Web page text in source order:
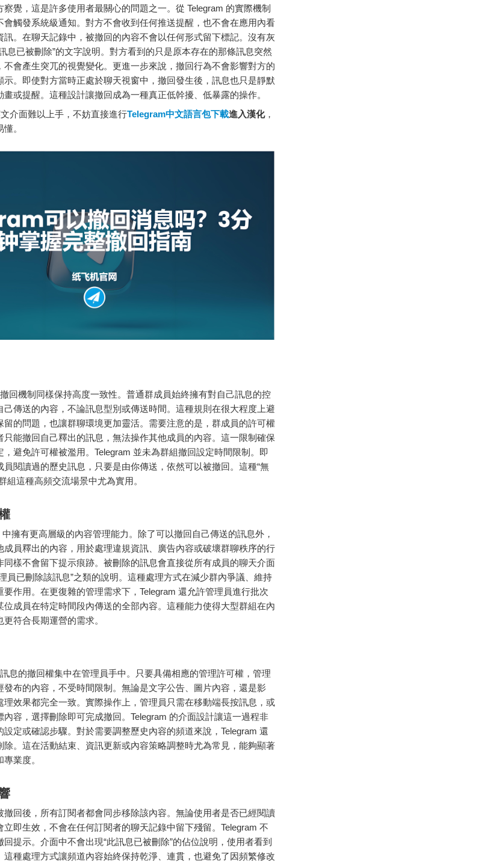
覺，這是許多使用者最關心的問題之一。從 Telegram 的實際機制
會觸發系統級通知。對方不會收到任何推送提醒，也不會在應用內看
訊。在聊天記錄中，被撤回的內容不會以任何形式留下標記。沒有灰
息已被刪除”的文字說明。對方看到的只是原本存在的那條訊息突然
不會產生突兀的視覺變化。更進一步來說，撤回行為不會影響對方的
示。即使對方當時正處於聊天視窗中，撤回發生後，訊息也只是靜默
或提醒。這種設計讓撤回成為一種真正低幹擾、低暴露的操作。
面難以上手，不妨直接進行Telegram中文語言包下載進入漢化，
。
回機制同樣保持高度一致性。普通群成員始終擁有對自己訊息的控
己傳送的內容，不論訊息型別或傳送時間。這種規則在很大程度上避
留的問題，也讓群聊環境更加靈活。需要注意的是，群成員的許可權
只能撤回自己釋出的訊息，無法操作其他成員的內容。這一限制確保
，避免許可權被濫用。Telegram 並未為群組撤回設定時間限制。即
員閱讀過的歷史訊息，只要是由你傳送，依然可以被撤回。這種“無
組這種高頻交流場景中尤為實用。
中擁有更高層級的內容管理能力。除了可以撤回自己傳送的訊息外，
成員釋出的內容，用於處理違規資訊、廣告內容或破壞群聊秩序的行
同樣不會留下提示痕跡。被刪除的訊息會直接從所有成員的聊天介面
員已刪除該訊息”之類的說明。這種處理方式在減少群內爭議、維持
作用。在更復雜的管理需求下，Telegram 還允許管理員進行批次
位成員在特定時間段內傳送的全部內容。這種能力使得大型群組在內
符合長期運營的需求。
息的撤回權集中在管理員手中。只要具備相應的管理許可權，管理
發布的內容，不受時間限制。無論是文字公告、圖片內容，還是影
理效果都完全一致。實際操作上，管理員只需在移動端長按訊息，或
容，選擇刪除即可完成撤回。Telegram 的介面設計讓這一過程非
定或確認步驟。對於需要調整歷史內容的頻道來說，Telegram 還
除。這在活動結束、資訊更新或內容策略調整時尤為常見，能夠顯著
業度。
撤回後，所有訂閱者都會同步移除該內容。無論使用者是否已經閱讀
即生效，不會在任何訂閱者的聊天記錄中留下殘留。Telegram 不
提示。介面中不會出現“此訊息已被刪除”的佔位說明，使用者看到
這種處理方式讓頻道內容始終保持乾淨、連貫，也避免了因頻繁修改